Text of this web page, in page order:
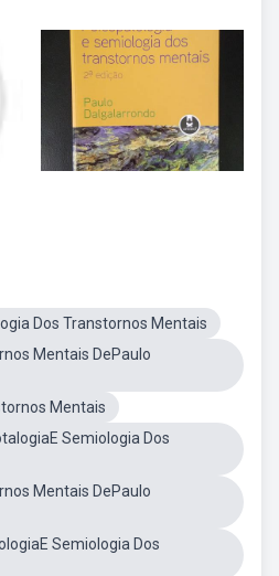
Dos Transtornos Mentais
Mentais DePaulo
Mentais
Semiologia Dos
Mentais DePaulo
Semiologia Dos